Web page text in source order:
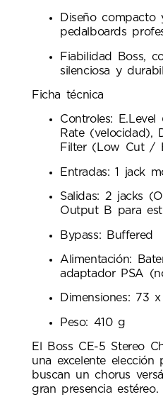
Diseño compacto
pedalboards
Fiabilidad Boss,
silenciosa y
Ficha técnica
Controles:
Rate (velocidad),
Filter (Low Cut /
Entradas: 1 jack
Salidas: 2 jacks
Output B para
Bypass: Buffered
Alimentación:
adaptador PSA
Dimensiones: 73
Peso: 410 g
El Boss CE-5 Stereo
una excelente elección
buscan un chorus
gran presencia